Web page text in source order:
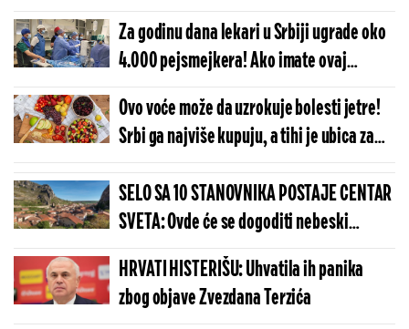
a ko kafu
Za godinu dana lekari u Srbiji ugrade oko
4.000 pejsmejkera! Ako imate ovaj
simptom, ozbiljan ste kandidat
Ovo voće može da uzrokuje bolesti jetre!
Srbi ga najviše kupuju, a tihi je ubica za
organe
SELO SA 10 STANOVNIKA POSTAJE CENTAR
SVETA: Ovde će se dogoditi nebeski
spektakl koji se čeka više od 100 godina
HRVATI HISTERIŠU: Uhvatila ih panika
zbog objave Zvezdana Terzića